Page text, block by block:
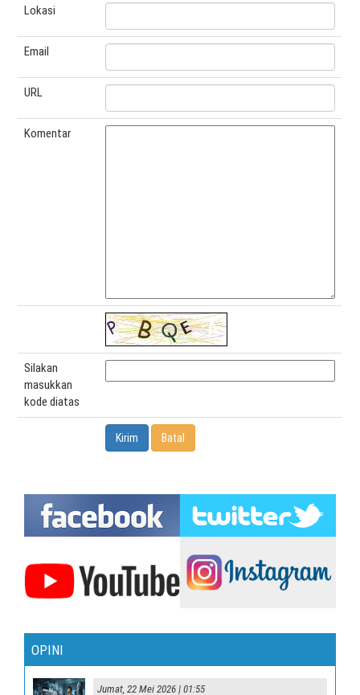
Lokasi
Email
URL
Komentar
Silakan
masukkan
kode diatas
OPINI
Jumat, 22 Mei 2026 | 01:55